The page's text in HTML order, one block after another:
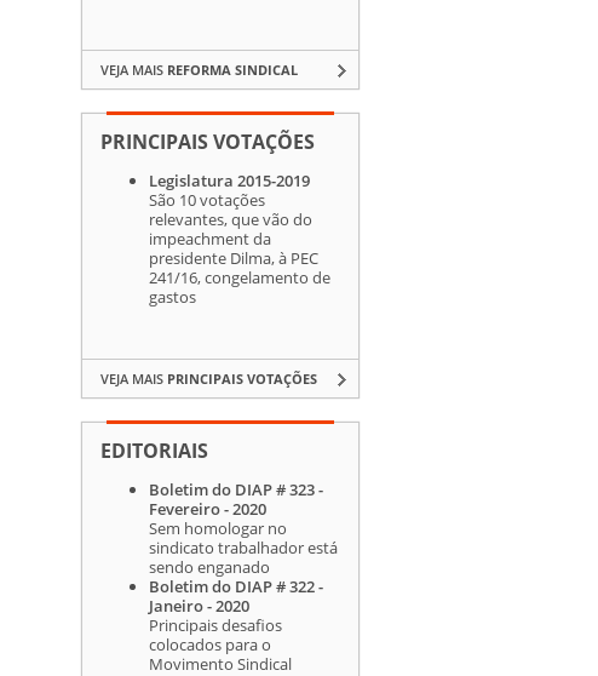
VEJA MAIS REFORMA SINDICAL
PRINCIPAIS VOTAÇÕES
Legislatura 2015-2019
São 10 votações
relevantes, que vão do
impeachment da
presidente Dilma, à PEC
241/16, congelamento de
gastos
VEJA MAIS PRINCIPAIS VOTAÇÕES
EDITORIAIS
Boletim do DIAP # 323 -
Fevereiro - 2020
Sem homologar no
sindicato trabalhador está
sendo enganado
Boletim do DIAP # 322 -
Janeiro - 2020
Principais desafios
colocados para o
Movimento Sindical